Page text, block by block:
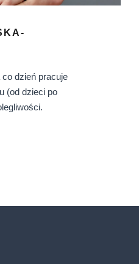
dzień pracuje
(od dzieci po